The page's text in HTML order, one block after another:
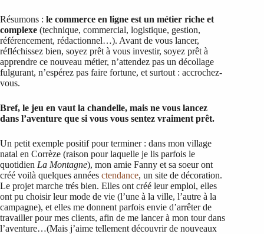
Résumons : le commerce en ligne est un métier riche et
complexe (technique, commercial, logistique, gestion,
référencement, rédactionnel…). Avant de vous lancer,
réfléchissez bien, soyez prêt à vous investir, soyez prêt à
apprendre ce nouveau métier, n’attendez pas un décollage
fulgurant, n’espérez pas faire fortune, et surtout : accrochez-
vous.
Bref, le jeu en vaut la chandelle, mais ne vous lancez
dans l’aventure que si vous vous sentez vraiment prêt.
Un petit exemple positif pour terminer : dans mon village
natal en Corrèze (raison pour laquelle je lis parfois le
quotidien La Montagne), mon amie Fanny et sa soeur ont
créé voilà quelques années ctendance, un site de décoration.
Le projet marche trés bien. Elles ont créé leur emploi, elles
ont pu choisir leur mode de vie (l’une à la ville, l’autre à la
campagne), et elles me donnent parfois envie d’arrêter de
travailler pour mes clients, afin de me lancer à mon tour dans
l’aventure…(Mais j’aime tellement découvrir de nouveaux